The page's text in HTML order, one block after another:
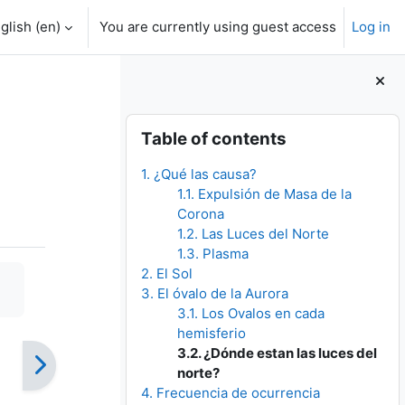
‎(en)‎ You are currently using guest access Log in
Blocks
Skip Table of contents
Table of contents
1. ¿Qué las causa?
1.1. Expulsión de Masa de la
Corona
1.2. Las Luces del Norte
1.3. Plasma
2. El Sol
3. El óvalo de la Aurora
3.1. Los Ovalos en cada
hemisferio
3.2. ¿Dónde estan las luces del
norte?
4. Frecuencia de ocurrencia